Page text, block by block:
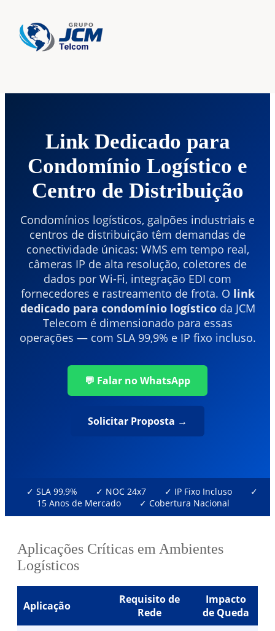
Link Dedicado para
Condomínio Logístico e
Centro de Distribuição
Condomínios logísticos, galpões industriais e
centros de distribuição têm demandas de
conectividade únicas: WMS em tempo real,
câmeras IP de alta resolução, coletores de
dados por Wi-Fi, integração EDI com
fornecedores e rastreamento de frota. O link
dedicado para condomínio logísticoda JCM
Telecom é dimensionado para essas
operações — com SLA 99,9% e IP fixo incluso.
💬 Falar no WhatsApp
Solicitar Proposta →
✓ SLA 99,9% ✓ NOC 24x7 ✓ IP Fixo Incluso
✓
15 Anos de Mercado
✓ Cobertura Nacional
Aplicações Críticas em Ambientes
Logísticos
Aplicação
Requisito de
Rede
Impacto
de Queda